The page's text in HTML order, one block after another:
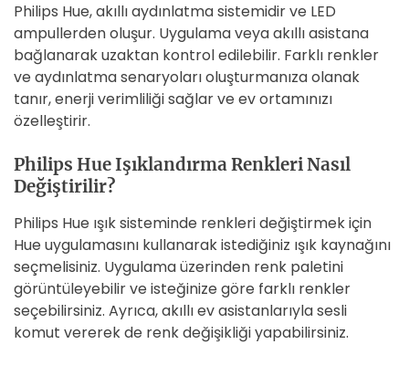
Philips Hue, akıllı aydınlatma sistemidir ve LED
ampullerden oluşur. Uygulama veya akıllı asistana
bağlanarak uzaktan kontrol edilebilir. Farklı renkler
ve aydınlatma senaryoları oluşturmanıza olanak
tanır, enerji verimliliği sağlar ve ev ortamınızı
özelleştirir.
Philips Hue Işıklandırma Renkleri Nasıl
Değiştirilir?
Philips Hue ışık sisteminde renkleri değiştirmek için
Hue uygulamasını kullanarak istediğiniz ışık kaynağını
seçmelisiniz. Uygulama üzerinden renk paletini
görüntüleyebilir ve isteğinize göre farklı renkler
seçebilirsiniz. Ayrıca, akıllı ev asistanlarıyla sesli
komut vererek de renk değişikliği yapabilirsiniz.